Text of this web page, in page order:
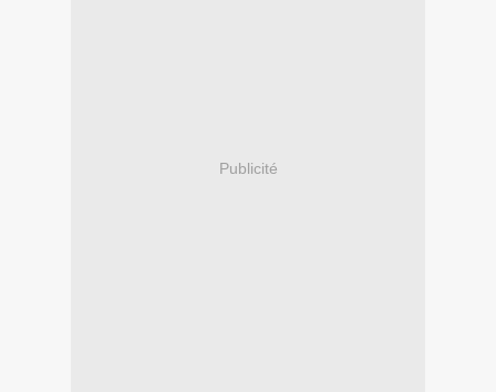
Publicité